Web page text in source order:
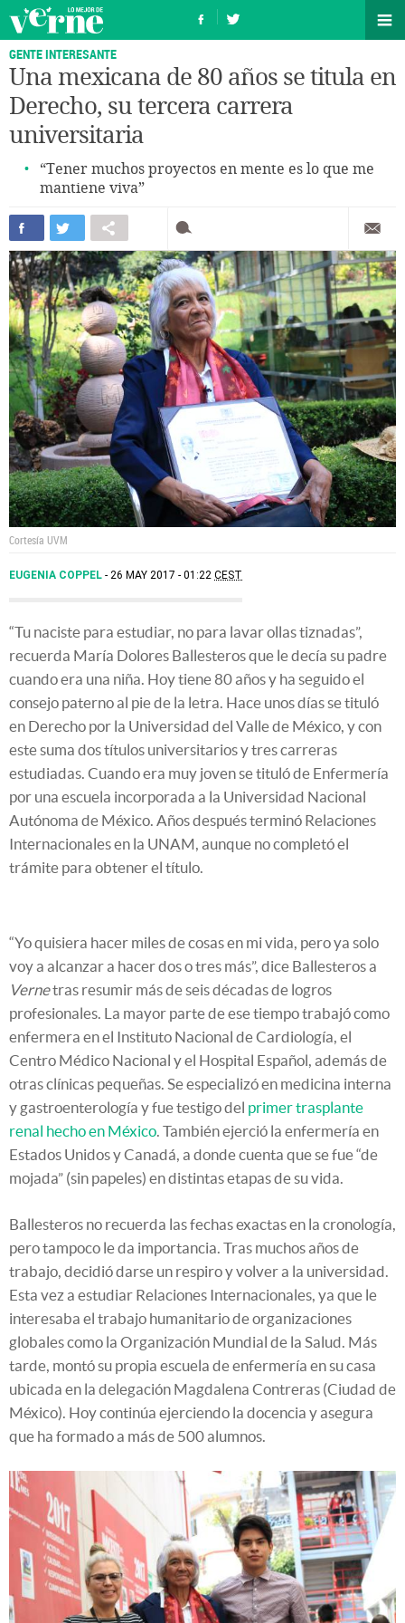
GENTE INTERESANTE
Una mexicana de 80 años se titula en
Derecho, su tercera carrera
universitaria
“Tener muchos proyectos en mente es lo que me
mantiene viva”
Cortesía UVM
EUGENIA COPPEL 26 MAY 2017 - 01:22 CEST
“Tu naciste para estudiar, no para lavar ollas tiznadas”,
recuerda María Dolores Ballesteros que le decía su padre
cuando era una niña. Hoy tiene 80 años y ha seguido el
consejo paterno al pie de la letra. Hace unos días se tituló
en Derecho por la Universidad del Valle de México, y con
este suma dos títulos universitarios y tres carreras
estudiadas. Cuando era muy joven se tituló de Enfermería
por una escuela incorporada a la Universidad Nacional
Autónoma de México. Años después terminó Relaciones
Internacionales en la UNAM, aunque no completó el
trámite para obtener el título.
“Yo quisiera hacer miles de cosas en mi vida, pero ya solo
voy a alcanzar a hacer dos o tres más”, dice Ballesteros a
Vernetras resumir más de seis décadas de logros
profesionales. La mayor parte de ese tiempo trabajó como
enfermera en el Instituto Nacional de Cardiología, el
Centro Médico Nacional y el Hospital Español, además de
otras clínicas pequeñas. Se especializó en medicina interna
y gastroenterología y fue testigo del primer trasplante
renal hecho en México. También ejerció la enfermería en
Estados Unidos y Canadá, a donde cuenta que se fue “de
mojada” (sin papeles) en distintas etapas de su vida.
Ballesteros no recuerda las fechas exactas en la cronología,
pero tampoco le da importancia. Tras muchos años de
trabajo, decidió darse un respiro y volver a la universidad.
Esta vez a estudiar Relaciones Internacionales, ya que le
interesaba el trabajo humanitario de organizaciones
globales como la Organización Mundial de la Salud. Más
tarde, montó su propia escuela de enfermería en su casa
ubicada en la delegación Magdalena Contreras (Ciudad de
México). Hoy continúa ejerciendo la docencia y asegura
que ha formado a más de 500 alumnos.